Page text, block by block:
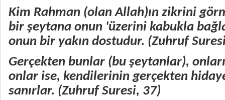
Kim Rahman (olan Allah)ın zikrini
bir şeytana onun 'üzerini kabukla
onun bir yakın dostudur. (Zuhruf
Gerçekten bunlar (bu şeytanlar),
onlar ise, kendilerinin gerçekten
sanırlar. (Zuhruf Suresi, 37)